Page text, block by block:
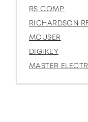
RS COMP.
RICHARDSON
MOUSER
DIGIKEY
MASTER